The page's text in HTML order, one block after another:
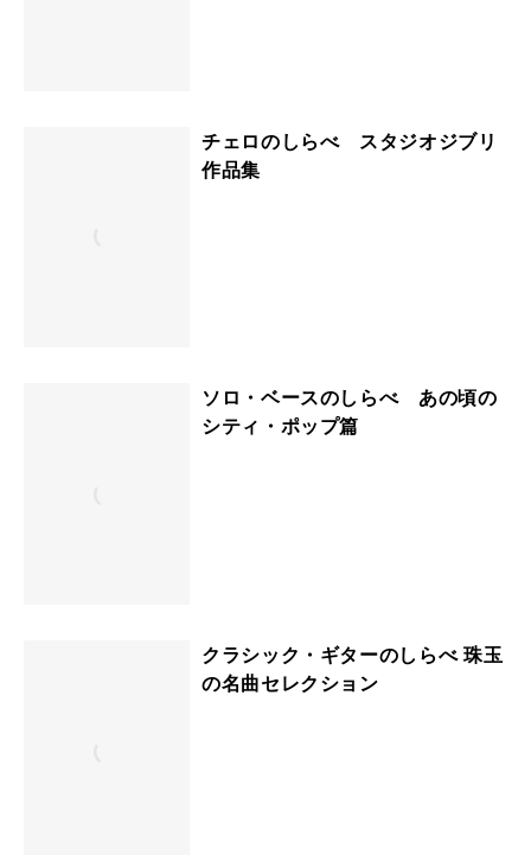
チェロのしらべ スタジオジブリ
作品集
ソロ・ベースのしらべ あの頃の
シティ・ポップ篇
クラシック・ギターのしらべ 珠玉
の名曲セレクション